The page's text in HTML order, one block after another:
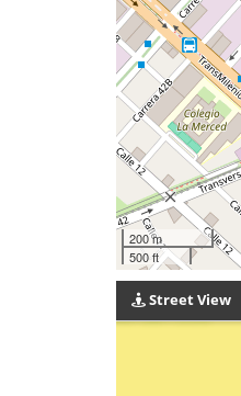
200 m
500 ft
Street View